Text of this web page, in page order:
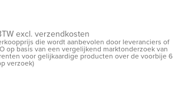
excl. verzendkosten
die wordt aanbevolen door leveranciers of
op basis van een vergelijkend marktonderzoek van
voor gelijkaardige producten over de voorbije 6
verzoek)